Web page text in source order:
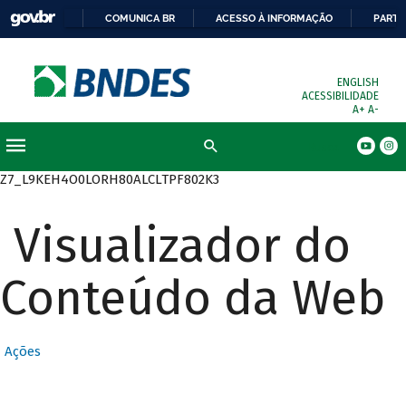
COMUNICA BR ACESSO À INFORMAÇÃO
ENGLISH
ACESSIBILIDADE
A+ A-
Z7_L9KEH4O0LORH80ALCLTPF802K3
Visualizador do
Conteúdo da Web
Ações